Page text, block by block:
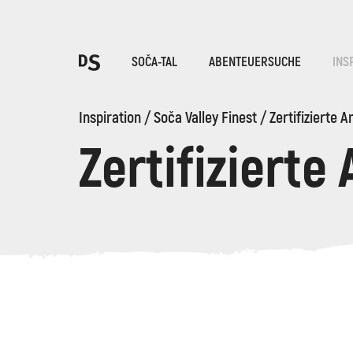
SOČA-TAL ABENTEUERSUCHE
Inspiration/Soča Valley Finest/Zertifizierte
Zertifizierte
TOLMINER KLAMMEN